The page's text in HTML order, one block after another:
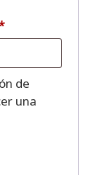
Obligatorio
de
una